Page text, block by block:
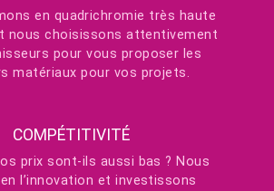
en quadrichromie très haute
nous choisissons attentivement
pour vous proposer les
matériaux pour vos projets.
COMPÉTITIVITÉ
prix sont-ils aussi bas ? Nous
l’innovation et investissons